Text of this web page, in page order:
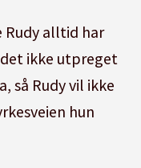
Rudy alltid har
ikke utpreget
så Rudy vil ikke
hun